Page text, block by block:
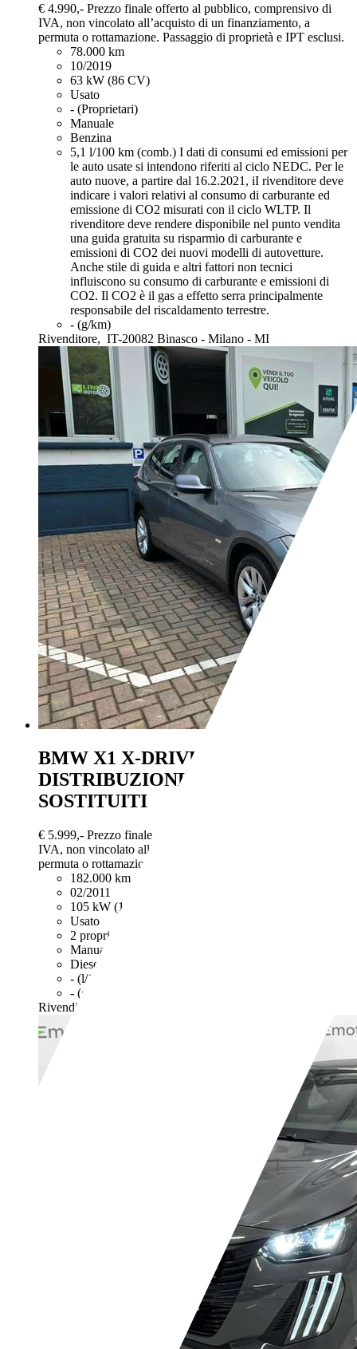
€ 4.990,- Prezzo finale offerto al pubblico, comprensivo di
IVA, non vincolato all’acquisto di un finanziamento, a
permuta o rottamazione. Passaggio di proprietà e IPT esclusi.
78.000 km
10/2019
63 kW (86 CV)
Usato
- (Proprietari)
Manuale
Benzina
5,1 l/100 km (comb.) I dati di consumi ed emissioni per
le auto usate si intendono riferiti al ciclo NEDC. Per le
auto nuove, a partire dal 16.2.2021, iI rivenditore deve
indicare i valori relativi al consumo di carburante ed
emissione di CO2 misurati con il ciclo WLTP. Il
rivenditore deve rendere disponibile nel punto vendita
una guida gratuita su risparmio di carburante e
emissioni di CO2 dei nuovi modelli di autovetture.
Anche stile di guida e altri fattori non tecnici
influiscono su consumo di carburante e emissioni di
CO2. Il CO2 è il gas a effetto serra principalmente
responsabile del riscaldamento terrestre.
- (g/km)
Rivenditore, IT-20082 Binasco - Milano - MI
BMW X1 X-DRIVE 18d
DISTRIBUZIONE E FRIZIONE
SOSTITUITI
€ 5.999,- Prezzo finale offerto al pubblico, comprensivo di
IVA, non vincolato all’acquisto di un finanziamento, a
permuta o rottamazione. Passaggio di proprietà e IPT esclusi.
182.000 km
02/2011
105 kW (143 CV)
Usato
2 proprietari
Manuale
Diesel
- (l/100 km)
- (g/km)
Rivenditore,